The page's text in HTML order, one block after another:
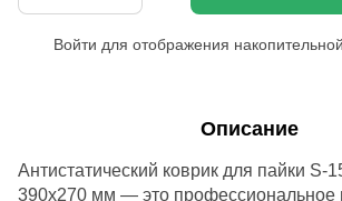
Войти для отображения
Описание
Антистатический коврик для пайки S-
390x270 мм — это профессиональное